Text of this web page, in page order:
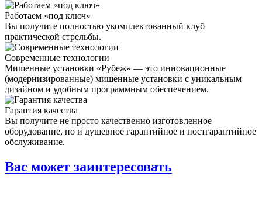
Работаем «под ключ»
Вы получите полностью укомплектованный клуб
практической стрельбы.
Современные технологии
Мишенные установки «Рубеж» — это инновационные
(модернизированные) мишенные установки с уникальным
дизайном и удобным программным обеспечением.
Гарантия качества
Вы получите не просто качественно изготовленное
оборудование, но и душевное гарантийное и постгарантийное
обслуживание.
Вас может заинтересовать